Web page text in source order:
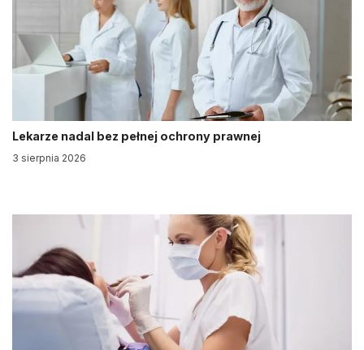
Lekarze nadal bez pełnej ochrony prawnej
3 sierpnia 2026